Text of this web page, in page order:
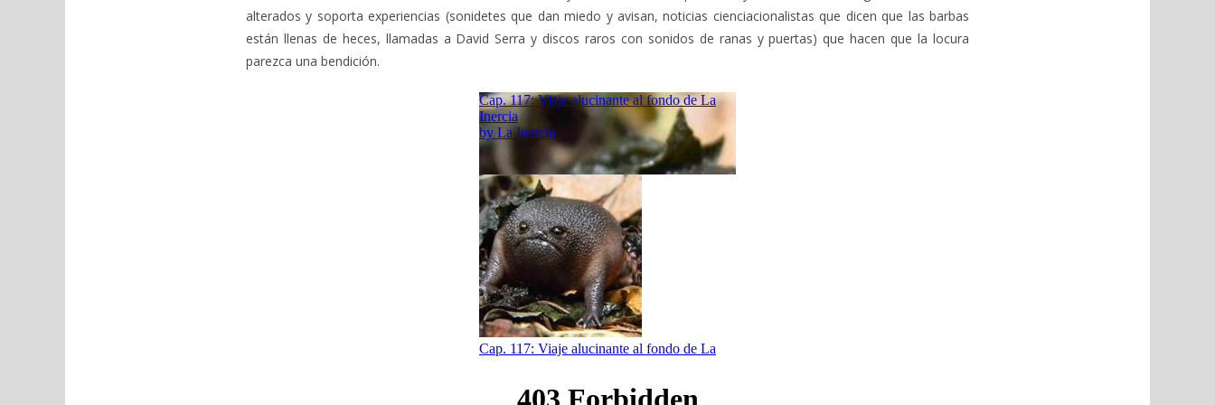
alterados y soporta experiencias (sonidetes que dan miedo y avisan, noticias cienciacionalistas que dicen que las barbas
están llenas de heces, llamadas a David Serra y discos raros con sonidos de ranas y puertas) que hacen que la locura
parezca una bendición.